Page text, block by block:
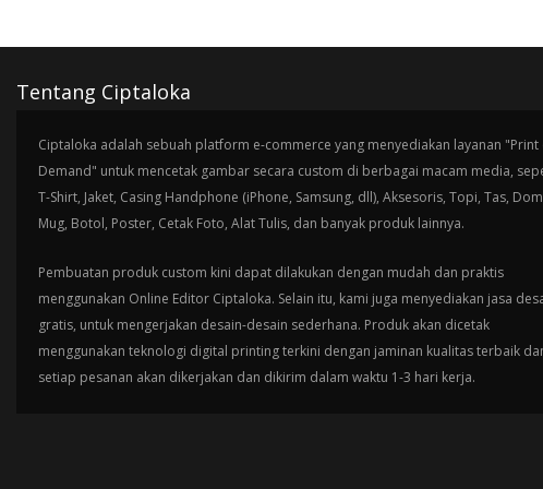
Tentang Ciptaloka
Ciptaloka adalah sebuah platform e-commerce yang menyediakan layanan "Print
Demand" untuk mencetak gambar secara custom di berbagai macam media,
T-Shirt, Jaket, Casing Handphone (iPhone, Samsung, dll), Aksesoris, Topi, Tas,
Mug, Botol, Poster, Cetak Foto, Alat Tulis, dan banyak produk lainnya.
Pembuatan produk custom kini dapat dilakukan dengan mudah dan praktis
menggunakan Online Editor Ciptaloka. Selain itu, kami juga menyediakan jasa
gratis, untuk mengerjakan desain-desain sederhana. Produk akan dicetak
menggunakan teknologi digital printing terkini dengan jaminan kualitas terbaik
setiap pesanan akan dikerjakan dan dikirim dalam waktu 1-3 hari kerja.